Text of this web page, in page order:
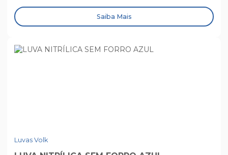
Saiba Mais
Luvas Volk